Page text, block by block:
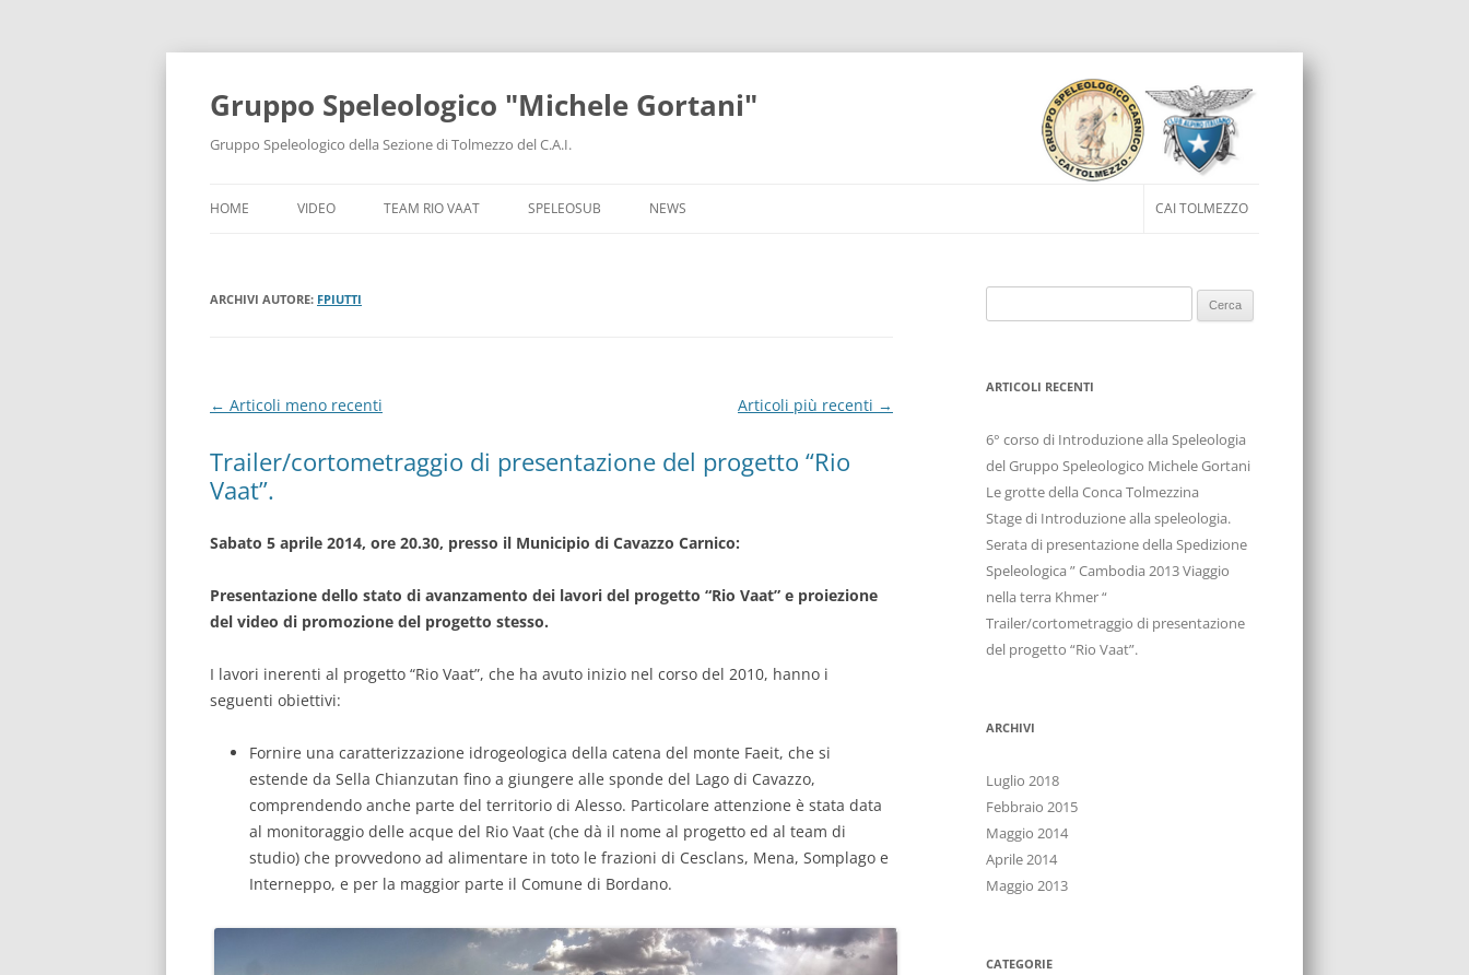
Gruppo Speleologico "Michele Gortani"
Gruppo Speleologico della Sezione di Tolmezzo del C.A.I.
Vai al contenuto
HOME VIDEO TEAM RIO VAAT SPELEOSUB NEWS CAI TOLMEZZO
ARCHIVI AUTORE: FPIUTTI
Navigazione articolo
← Articoli meno recenti Articoli più recenti →
Trailer/cortometraggio di presentazione del progetto “Rio
Vaat”.
Sabato 5 aprile 2014, ore 20.30, presso il Municipio di Cavazzo Carnico:
Presentazione dello stato di avanzamento dei lavori del progetto “Rio Vaat” e proiezione
del video di promozione del progetto stesso.
I lavori inerenti al progetto “Rio Vaat”, che ha avuto inizio nel corso del 2010, hanno i
seguenti obiettivi:
Fornire una caratterizzazione idrogeologica della catena del monte Faeit, che si
estende da Sella Chianzutan fino a giungere alle sponde del Lago di Cavazzo,
comprendendo anche parte del territorio di Alesso. Particolare attenzione è stata data
al monitoraggio delle acque del Rio Vaat (che dà il nome al progetto ed al team di
studio) che provvedono ad alimentare in toto le frazioni di Cesclans, Mena, Somplago e
Interneppo, e per la maggior parte il Comune di Bordano.
per:
ARTICOLI RECENTI
6° corso di Introduzione alla Speleologia
del Gruppo Speleologico Michele Gortani
Le grotte della Conca Tolmezzina
Stage di Introduzione alla speleologia.
Serata di presentazione della Spedizione
Speleologica ” Cambodia 2013 Viaggio
nella terra Khmer “
Trailer/cortometraggio di presentazione
del progetto “Rio Vaat”.
ARCHIVI
Luglio 2018
Febbraio 2015
Maggio 2014
Aprile 2014
Maggio 2013
CATEGORIE